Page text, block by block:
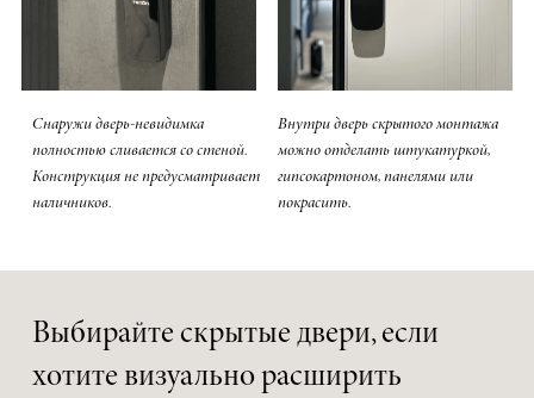
Снаружи дверь-невидимка
полностью сливается со стеной.
Конструкция не предусматривает
наличников.
Внутри дверь скрытого монтажа
можно отделать штукатуркой,
гипсокартоном, панелями или
покрасить.
Выбирайте скрытые двери, если
хотите визуально расширить